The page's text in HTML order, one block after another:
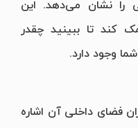
را نشان می‌دهد. این
کند تا ببینید چقدر
وجود دارد.
فضای داخلی آن اشاره